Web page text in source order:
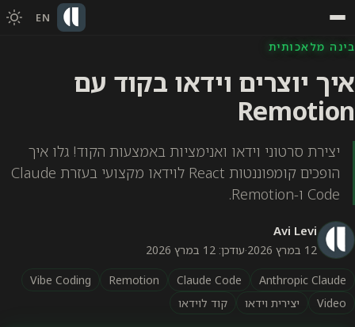
EN
בינה מלאכותית
איך יוצרים וידאו בקוד עם
Remotion
יצירת סרטוני וידאו ואנימציות באמצעות הקוד! גלו איך
הופכים קומפוננטות React לוידאו מקצועי בעזרת Claude
Code ו-Remotion.
Avi Levi
12 במרץ 2026 ·עודכן: 12 במרץ 2026
Anthropic Claude
Claude Code
Remotion
Vibe Coding
Video
יצירית וידאו קוד לוידאו